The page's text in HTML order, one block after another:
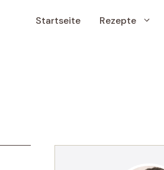
Startseite Rezepte